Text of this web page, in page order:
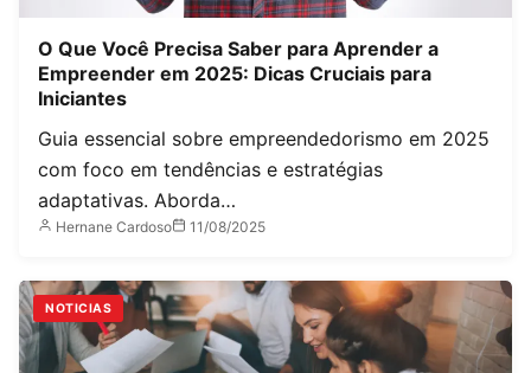
O Que Você Precisa Saber para Aprender a
Empreender em 2025: Dicas Cruciais para
Iniciantes
Guia essencial sobre empreendedorismo em 2025
com foco em tendências e estratégias
adaptativas. Aborda…
Hernane Cardoso 11/08/2025
NOTICIAS